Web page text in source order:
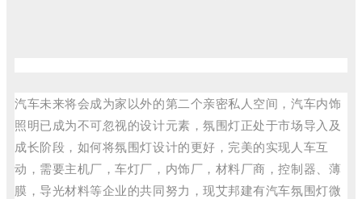
汽车未来将会成为家以外的第二个亲密私人空间，汽车内饰
照明已成为不可忽视的设计元素，氛围灯正处于市场导入及
成长阶段，如何将氛围灯设计的更好，完美的实现人车互
动，需要主机厂，车灯厂，内饰厂，材料厂商，控制器、薄
膜，导光材料等企业的共同努力，现艾邦建有汽车氛围灯微